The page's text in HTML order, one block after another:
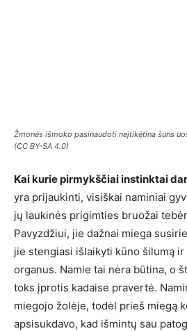
Žmonės išmoko pasinaudoti neįtikėtina šuns
(CC BY-SA 4.0)
Kai kurie pirmykščiai instinktai
yra prijaukinti, visiškai naminiai
jų laukinės prigimties bruožai
Pavyzdžiui, jie dažnai miega
jie stengiasi išlaikyti kūno šilumą ir
organus. Namie tai nėra būtina, o
toks įprotis kadaise pravertė.
miegojo žolėje, todėl prieš miegą
apsisukdavo, kad išmintų sau